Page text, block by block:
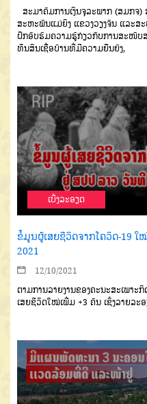
ສະມາຄົມການເງິນຈຸລະພາກ (ສມກ
ສະຫະພັນແມ່ຍິງ ແຂວງວຽງຈັນ ແລະສ
ຝຶກອົບຮົມຄວາມຮູ້ກ່ຽວກັບການສະໜັບ
ທຶນສິນເຊື່ອບ້ານທີ່ມີຄວາມຍືນຍົງ,
ເບີ່ງລະອຽດ
ຂໍ້ມູນຜູ້ເສຍຊີວິດຈາກໂຄວິດ-19
2021
12/10/2021
ຕາມການລາຍງານຂອງຄະນະສະເພາ
ເສຍຊີວິດໃໝ່ເພີ່ມ +3 ຄົນ ເຊິ່ງລາຍລະ